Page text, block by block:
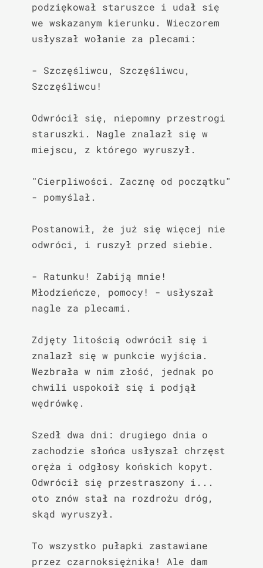
podziękował staruszce i udał się
we wskazanym kierunku. Wieczorem
usłyszał wołanie za plecami:
- Szczęśliwcu, Szczęśliwcu,
Szczęśliwcu!
Odwrócił się, niepomny przestrogi
staruszki. Nagle znalazł się w
miejscu, z którego wyruszył.
"Cierpliwości. Zacznę od początku"
- pomyślał.
Postanowił, że już się więcej nie
odwróci, i ruszył przed siebie.
- Ratunku! Zabiją mnie!
Młodzieńcze, pomocy! - usłyszał
nagle za plecami.
Zdjęty litością odwrócił się i
znalazł się w punkcie wyjścia.
Wezbrała w nim złość, jednak po
chwili uspokoił się i podjął
wędrówkę.
Szedł dwa dni: drugiego dnia o
zachodzie słońca usłyszał chrzęst
oręża i odgłosy końskich kopyt.
Odwrócił się przestraszony i...
oto znów stał na rozdrożu dróg,
skąd wyruszył.
To wszystko pułapki zastawiane
przez czarnoksiężnika! Ale dam